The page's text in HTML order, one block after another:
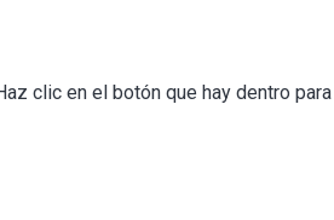
clic en el botón que hay dentro